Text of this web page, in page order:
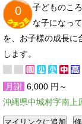
0
子どものこ
な子になっ
を、お子様の成長に
します。
月謝 6,000 円～
沖縄県中城村字南上